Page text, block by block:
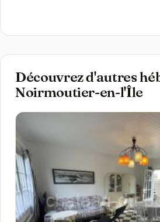
Découvrez d'autres
Noirmoutier-en-l'Île